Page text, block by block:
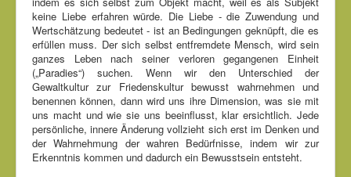
keine Liebe erfahren würde. Die Liebe - die Zuwendung und
Wertschätzung bedeutet - ist an Bedingungen geknüpft, die es
erfüllen muss. Der sich selbst entfremdete Mensch, wird sein
ganzes Leben nach seiner verloren gegangenen Einheit
(„Paradies“) suchen. Wenn wir den Unterschied der
Gewaltkultur zur Friedenskultur bewusst wahrnehmen und
benennen können, dann wird uns ihre Dimension, was sie mit
uns macht und wie sie uns beeinflusst, klar ersichtlich. Jede
persönliche, innere Änderung vollzieht sich erst im Denken und
der Wahrnehmung der wahren Bedürfnisse, indem wir zur
Erkenntnis kommen und dadurch ein Bewusstsein entsteht.